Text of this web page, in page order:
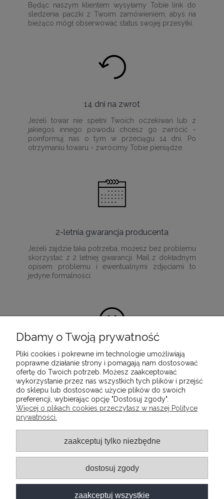
Będąc naszym klientem wysyłamy Tobie link do
śledzenia paczki z Twoim zamówieniem, abyś na
bieżąco mógł obserwować status swojej przesyłki.
14 dni na zwrot
Jeżeli towar nie spełni Twoich oczekiwań lub z
jakiegoś innego powodu chcesz go zwrócić -
poinformuj nas o tym w przeciągu 14 dni. Po
otrzymaniu towaru - zwrócimy Tobie pieniądze.
2-letnia gwarancja producenta
Jeżeli zajdzie taka potrzeba, możesz bez problemu
skorzystać z 2 letniej gwarancji. Mail z dokładnym
opisem problemu i ewentualnymi zdjęciami to
jedyne formalności.
100% satysfakcji z zakupu
Ponieważ naszą misją jest dostarczenie
wartościowych i wysokiej jakości produktów, które
służyć będą przez wiele lat.
POMOC
MOJE KONTO
Dbamy o Twoją prywatność
Pliki cookies i pokrewne im technologie umożliwiają
poprawne działanie strony i pomagają nam dostosować
ofertę do Twoich potrzeb. Możesz zaakceptować
wykorzystanie przez nas wszystkich tych plików i przejść
do sklepu lub dostosować użycie plików do swoich
preferencji, wybierając opcję "Dostosuj zgody".
Więcej o plikach cookies przeczytasz w naszej Polityce
prywatności.
zaakceptuj tylko niezbędne
dostosuj zgody
zaakceptuj wszystkie